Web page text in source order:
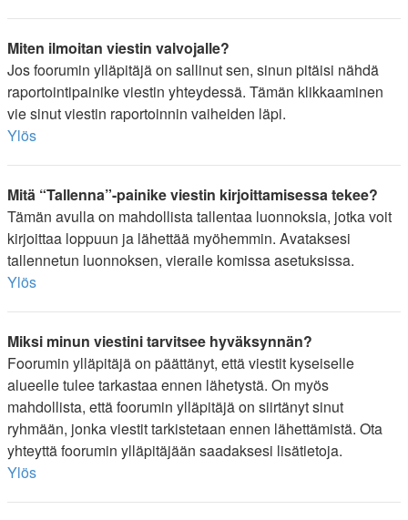
Miten ilmoitan viestin valvojalle?
Jos foorumin ylläpitäjä on sallinut sen, sinun pitäisi nähdä
raportointipainike viestin yhteydessä. Tämän klikkaaminen
vie sinut viestin raportoinnin vaiheiden läpi.
Ylös
Mitä “Tallenna”-painike viestin kirjoittamisessa tekee?
Tämän avulla on mahdollista tallentaa luonnoksia, jotka voit
kirjoittaa loppuun ja lähettää myöhemmin. Avataksesi
tallennetun luonnoksen, vieraile komissa asetuksissa.
Ylös
Miksi minun viestini tarvitsee hyväksynnän?
Foorumin ylläpitäjä on päättänyt, että viestit kyseiselle
alueelle tulee tarkastaa ennen lähetystä. On myös
mahdollista, että foorumin ylläpitäjä on siirtänyt sinut
ryhmään, jonka viestit tarkistetaan ennen lähettämistä. Ota
yhteyttä foorumin ylläpitäjään saadaksesi lisätietoja.
Ylös